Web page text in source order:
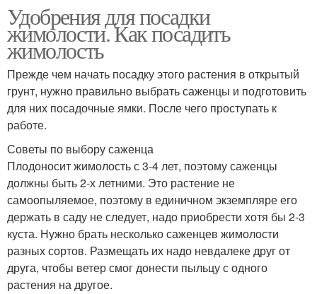
Удобрения для посадки
жимолости. Как посадить
жимолость
Прежде чем начать посадку этого растения в открытый
грунт, нужно правильно выбрать саженцы и подготовить
для них посадочные ямки. После чего проступать к
работе.
Советы по выбору саженца
Плодоносит жимолость с 3-4 лет, поэтому саженцы
должны быть 2-х летними. Это растение не
самоопыляемое, поэтому в единичном экземпляре его
держать в саду не следует, надо приобрести хотя бы 2-3
куста. Нужно брать несколько саженцев жимолости
разных сортов. Размещать их надо невдалеке друг от
друга, чтобы ветер смог донести пыльцу с одного
растения на другое.